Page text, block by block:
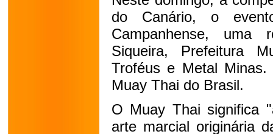
do Canário, o
Campanhense, uma
Siqueira, Prefeitura
Troféus e Metal
Muay Thai do Brasil.
O Muay Thai significa
arte marcial originária